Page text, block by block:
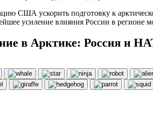
США ускорить подготовку к
усиление влияния России в
в Арктике: Россия и